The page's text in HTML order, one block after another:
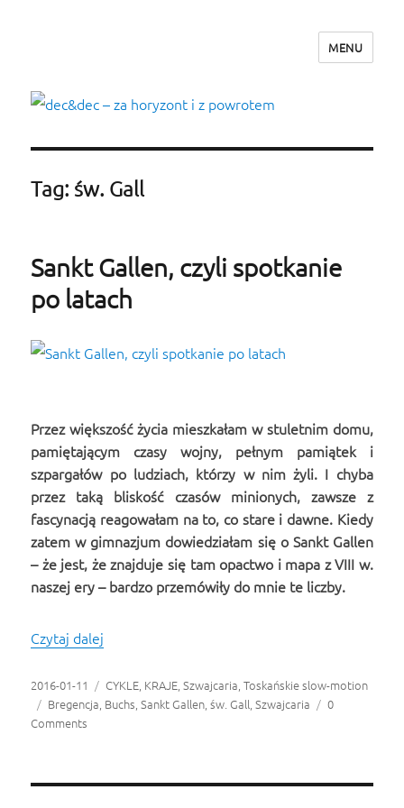
dec&dec – za horyzont i z powrotem
MENU
Tag: św. Gall
Sankt Gallen, czyli spotkanie
po latach
Przez większość życia mieszkałam w stuletnim domu,
pamiętającym czasy wojny, pełnym pamiątek i
szpargałów po ludziach, którzy w nim żyli. I chyba
przez taką bliskość czasów minionych, zawsze z
fascynacją reagowałam na to, co stare i dawne. Kiedy
zatem w gimnazjum dowiedziałam się o Sankt Gallen
– że jest, że znajduje się tam opactwo i mapa z VIII w.
naszej ery – bardzo przemówiły do mnie te liczby.
Czytaj dalej
Opublikowano
2016-01-11 Kategorie
CYKLE, KRAJE,Szwajcaria,Toskańskie slow-motion
Tagi
Bregencja, Buchs,Sankt Gallen,św. Gall,Szwajcaria
0
Comments